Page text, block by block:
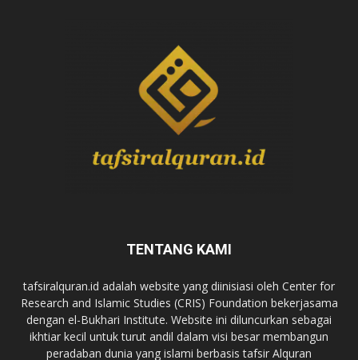
TENTANG KAMI
tafsiralquran.id adalah website yang diinisiasi oleh Center for
Research and Islamic Studies (CRIS) Foundation bekerjasama
dengan el-Bukhari Institute. Website ini diluncurkan sebagai
ikhtiar kecil untuk turut andil dalam visi besar membangun
peradaban dunia yang islami berbasis tafsir Alquran